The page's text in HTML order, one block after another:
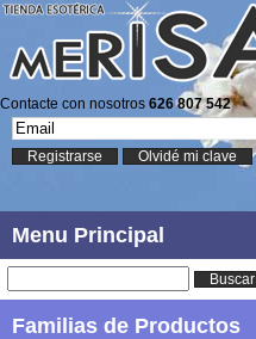
Contacte con nosotros 626 807 542
Registrarse
Olvidé mi clave
Menu Principal
Buscar
Familias de Productos